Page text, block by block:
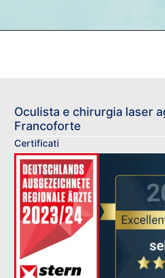
Oculista e chirurgia laser
Francoforte
Certificati